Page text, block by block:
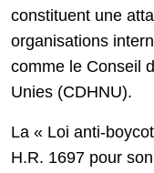
constituent une
organisations
comme le Conseil
Unies (CDHNU).
La « Loi anti-
H.R. 1697 pour